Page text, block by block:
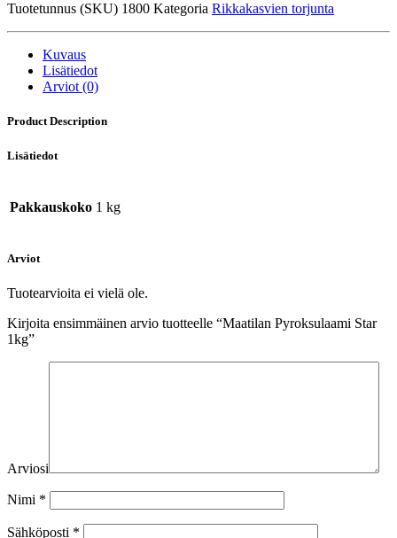
Tuotetunnus (SKU) 1800 Kategoria Rikkakasvien torjunta
Kuvaus
Lisätiedot
Arviot (0)
Product Description
Lisätiedot
Pakkauskoko 1 kg
Arviot
Tuotearvioita ei vielä ole.
Kirjoita ensimmäinen arvio tuotteelle “Maatilan Pyroksulaami Star
1kg”
Arviosi
Nimi *
Sähköposti *